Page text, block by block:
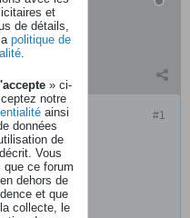
#1
et
de détails,
politique de
» ci-
notre
ainsi
données
de
Vous
ce forum
dehors de
et que
collecte, le